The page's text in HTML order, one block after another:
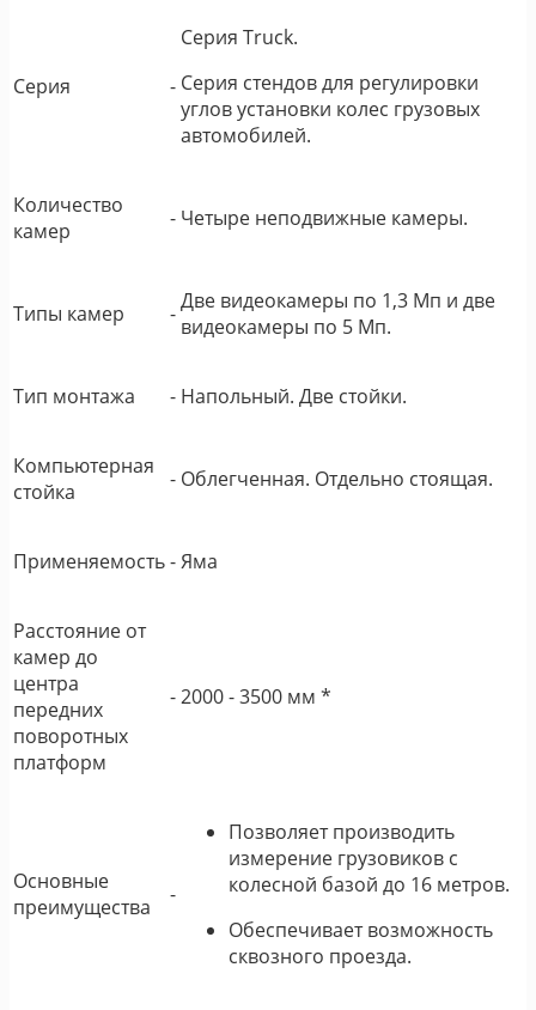
Серия -
Серия Truck.
Серия стендов для регулировки
углов установки колес грузовых
автомобилей.
Количество
камер
- Четыре неподвижные камеры.
Типы камер -Две видеокамеры по 1,3 Мп и две
видеокамеры по 5 Мп.
Тип монтажа - Напольный. Две стойки.
Компьютерная
стойка
- Облегченная. Отдельно стоящая.
Применяемость-Яма
Расстояние от
камер до
центра
передних
поворотных
платформ
-2000 - 3500 мм *
Основные
преимущества
-
Позволяет производить
измерение грузовиков с
колесной базой до 16 метров.
Обеспечивает возможность
сквозного проезда.